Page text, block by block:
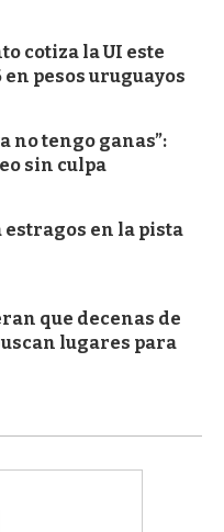
cotiza la UI este
en pesos uruguayos
no tengo ganas”:
sin culpa
estragos en la pista
que decenas de
lugares para